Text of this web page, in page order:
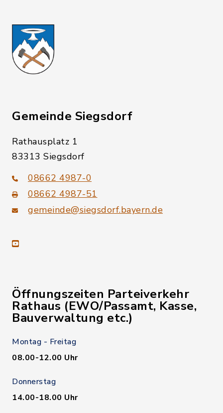
Gemeinde Siegsdorf
Rathausplatz 1
83313 Siegsdorf
08662 4987-0
08662 4987-51
gemeinde@siegsdorf.bayern.de
youtube
Öffnungszeiten Parteiverkehr
Rathaus (EWO/Passamt, Kasse,
Bauverwaltung etc.)
Montag - Freitag
08.00-12.00 Uhr
Donnerstag
14.00-18.00 Uhr